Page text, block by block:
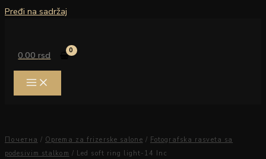
Pređi na sadržaj
0.00rsd
Почетна / Oprema za frizerske salone / Fotografska rasveta sa
podesivim stalkom / Led soft ring light-14 Inc